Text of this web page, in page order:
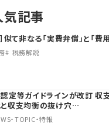
気記事
似て非なる「実費弁償」と「費
税務解説
定等ガイドラインが改訂 収
収支均衡の抜け穴…
・TOPIC・特報